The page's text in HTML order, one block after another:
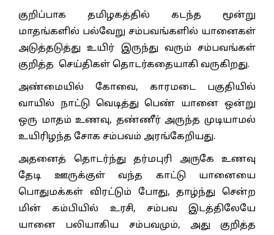
குறிப்பாக தமிழகத்தில் கடந்த மூன்று
மாதங்களில் பல்வேறு சம்பவங்களில் யானைகள்
அடுத்தடுத்து உயிர் இருந்து வரும் சம்பவங்கள்
குறித்த செய்திகள் தொடர்கதையாகி வருகிறது.
அண்மையில் கோவை, காரமடை பகுதியில்
வாயில் நாட்டு வெடித்து பெண் யானை ஒன்று
ஒரு மாதம் உணவு, தண்ணீர் அருந்த முடியாமல்
உயிரிழந்த சோக சம்பவம் அரங்கேறியது.
அதனைத் தொடர்ந்து தர்மபுரி அருகே உணவு
தேடி ஊருக்குள் வந்த காட்டு யானையை
பொதுமக்கள் விரட்டும் போது, தாழ்ந்து சென்ற
மின் கம்பியில் உரசி, சம்பவ இடத்திலேயே
யானை பலியாகிய சம்பவமும், அது குறித்த